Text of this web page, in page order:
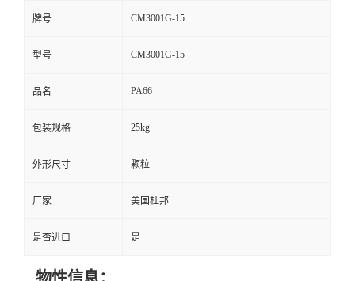
牌号 CM3001G-15
型号 CM3001G-15
品名 PA66
包装规格 25kg
外形尺寸 颗粒
厂家 美国杜邦
是否进口 是